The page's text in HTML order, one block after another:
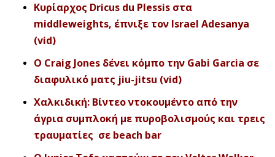
Κυρίαρχος Dricus du Plessis στα
middleweights, έπνιξε τον Israel Adesanya
(vid)
Ο Craig Jones δένει κόμπο την Gabi Garcia σε
διαφυλικό ματς jiu-jitsu (vid)
Χαλκιδική: Βίντεο ντοκουμέντο από την
άγρια συμπλοκή με πυροβολισμούς και τρεις
τραυματίες σε beach bar